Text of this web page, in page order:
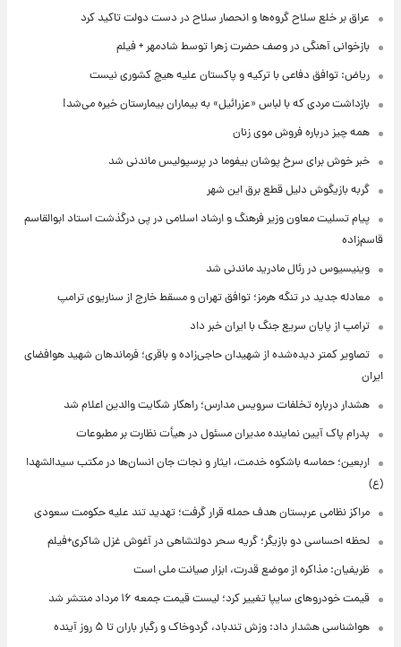
عراق بر خلع سلاح گروه‌ها و انحصار سلاح در دست دولت تاکید کرد
بازخوانی آهنگی در وصف حضرت زهرا توسط شادمهر + فیلم
ریاض: توافق دفاعی با ترکیه و پاکستان علیه هیچ کشوری نیست
بازداشت مردی که با لباس «عزرائیل» به بیماران بیمارستان خیره می‌شد!
همه چیز درباره فروش موی زنان
خبر خوش برای سرخ پوشان بیفوما در پرسپولیس ماندنی شد
گربه بازیگوش دلیل قطع برق این شهر
پیام تسلیت معاون وزیر فرهنگ و ارشاد اسلامی در پی درگذشت استاد ابوالقاسم
قاسم‌زاده
وینیسیوس در رئال مادرید ماندنی شد
معادله جدید در تنگه هرمز؛ توافق تهران و مسقط خارج از سناریوی ترامپ
ترامپ از پایان سریع جنگ با ایران خبر داد
تصاویر کمتر دیده‌شده از شهیدان حاجی‌زاده و باقری؛ فرماندهان شهید هوافضای
ایران
هشدار درباره تخلفات سرویس مدارس؛ راهکار شکایت والدین اعلام شد
پدرام پاک آیین نماینده مدیران مسئول در هیأت نظارت بر مطبوعات
اربعین؛ حماسه باشکوه خدمت، ایثار و نجات جان انسان‌ها در مکتب سیدالشهدا
(ع)
مراکز نظامی عربستان هدف حمله قرار گرفت؛ تهدید تند علیه حکومت سعودی
لحظه احساسی دو بازیگر؛ گریه سحر دولتشاهی در آغوش غزل شاکری+فیلم
ظریفیان: مذاکره از موضع قدرت، ابزار صیانت ملی است
قیمت خودروهای سایپا تغییر کرد؛ لیست قیمت جمعه ۱۶ مرداد منتشر شد
هواشناسی هشدار داد: وزش تندباد، گردوخاک و رگبار باران تا ۵ روز آینده